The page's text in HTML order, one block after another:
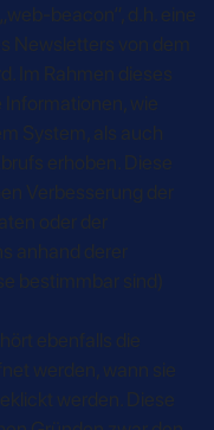
beacon“, d.h. eine
Newsletters von dem
Im Rahmen dieses
wie
System, als auch
erhoben. Diese
Verbesserung der
oder der
anhand derer
bestimmbar sind)
ebenfalls die
werden, wann sie
werden. Diese